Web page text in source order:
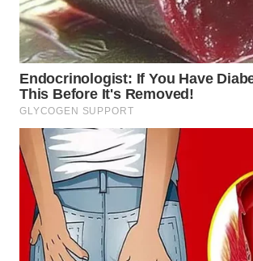
WN
MALUT
WN
DAIRI
WN
DANAU
TOBA
WN
NIAS